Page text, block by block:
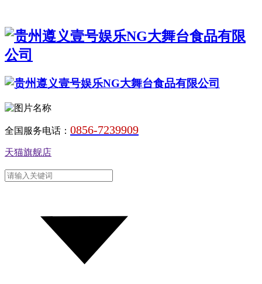
全国服务电话： 0856-7239909
天猫旗舰店